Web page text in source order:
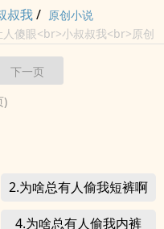
叔我/ 原创小说
傻眼<br>小叔叔我<br>原创
- 室友 - 病娇<br>直掰弯
下一页
)
2.为啥总有人偷我短裤啊
4.为啥总有人偷我内裤